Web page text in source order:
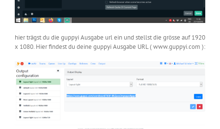
hier trägst du die guppyi Ausgabe url ein und stellst die grösse auf 1920
x 1080. Hier findest du deine guppyi Ausgabe URL ( www.guppyi.com ):